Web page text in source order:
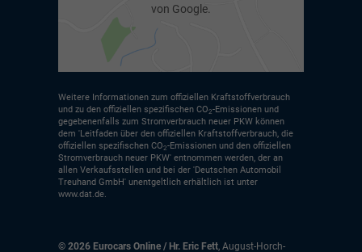
von Google.
Weitere Informationen zum offiziellen Kraftstoffverbrauch
und zu den offiziellen spezifischen CO2-Emissionen und
gegebenenfalls zum Stromverbrauch neuer PKW können
dem 'Leitfaden über den offiziellen Kraftstoffverbrauch, die
offiziellen spezifischen CO2-Emissionen und den offiziellen
Stromverbrauch neuer PKW' entnommen werden, der an
allen Verkaufsstellen und bei der 'Deutschen Automobil
Treuhand GmbH' unentgeltlich erhältlich ist unter
www.dat.de.
© 2026 Eurocars Online / Hr. Eric Fett August-Horch-